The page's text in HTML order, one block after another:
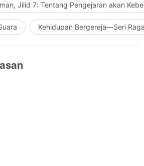
Jilid 7: Tentang Pengejaran akan
Kehidupan Bergereja—Seri